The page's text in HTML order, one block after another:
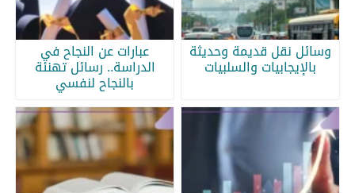
وسائل نقل قديمة وحديثة
بالإيجابيات والسلبيات
عبارات عن النجاح في
الدراسة.. رسائل تهنئة
بالنجاح لنفسي